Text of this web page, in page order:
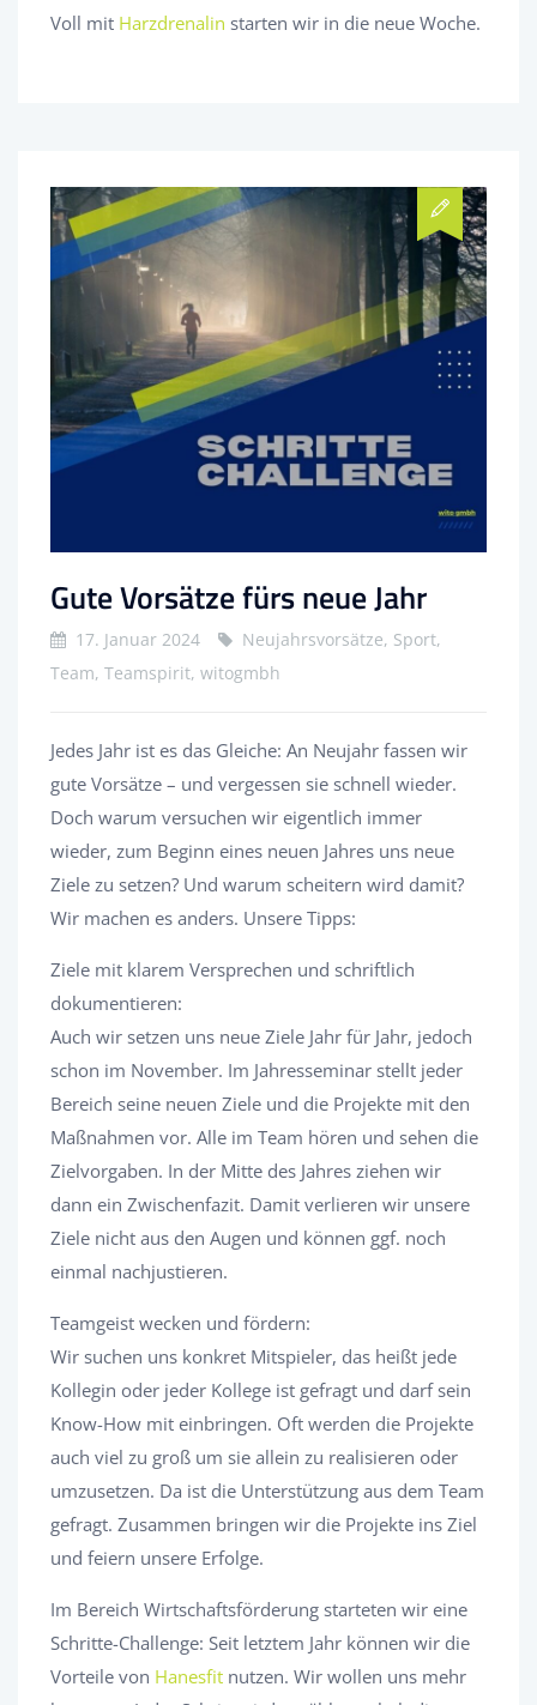
Voll mit Harzdrenalin starten wir in die neue Woche.
Gute Vorsätze fürs neue Jahr
17. Januar 2024
Neujahrsvorsätze, Sport,
Team, Teamspirit, witogmbh
Jedes Jahr ist es das Gleiche: An Neujahr fassen wir
gute Vorsätze – und vergessen sie schnell wieder.
Doch warum versuchen wir eigentlich immer
wieder, zum Beginn eines neuen Jahres uns neue
Ziele zu setzen? Und warum scheitern wird damit?
Wir machen es anders. Unsere Tipps:
Ziele mit klarem Versprechen und schriftlich
dokumentieren:
Auch wir setzen uns neue Ziele Jahr für Jahr, jedoch
schon im November. Im Jahresseminar stellt jeder
Bereich seine neuen Ziele und die Projekte mit den
Maßnahmen vor. Alle im Team hören und sehen die
Zielvorgaben. In der Mitte des Jahres ziehen wir
dann ein Zwischenfazit. Damit verlieren wir unsere
Ziele nicht aus den Augen und können ggf. noch
einmal nachjustieren.
Teamgeist wecken und fördern:
Wir suchen uns konkret Mitspieler, das heißt jede
Kollegin oder jeder Kollege ist gefragt und darf sein
Know-How mit einbringen. Oft werden die Projekte
auch viel zu groß um sie allein zu realisieren oder
umzusetzen. Da ist die Unterstützung aus dem Team
gefragt. Zusammen bringen wir die Projekte ins Ziel
und feiern unsere Erfolge.
Im Bereich Wirtschaftsförderung starteten wir eine
Schritte-Challenge: Seit letztem Jahr können wir die
Vorteile von Hanesfit nutzen. Wir wollen uns mehr